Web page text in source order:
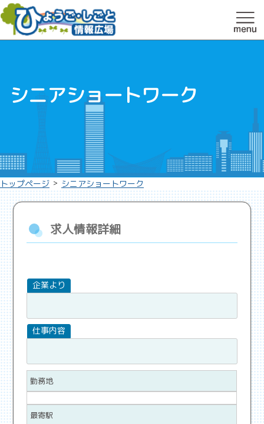
シニアショートワーク
トップページ > シニアショートワーク
求人情報詳細
勤務地
最寄駅